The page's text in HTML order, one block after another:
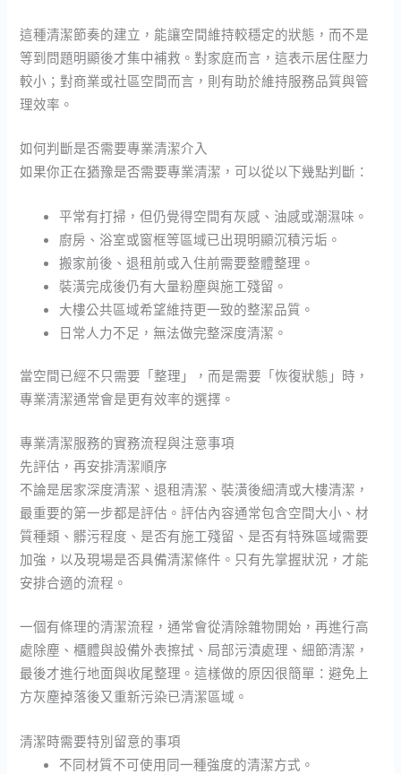
這種清潔節奏的建立，能讓空間維持較穩定的狀態，而不是
等到問題明顯後才集中補救。對家庭而言，這表示居住壓力
較小；對商業或社區空間而言，則有助於維持服務品質與管
理效率。
如何判斷是否需要專業清潔介入
如果你正在猶豫是否需要專業清潔，可以從以下幾點判斷：
平常有打掃，但仍覺得空間有灰感、油感或潮濕味。
廚房、浴室或窗框等區域已出現明顯沉積污垢。
搬家前後、退租前或入住前需要整體整理。
裝潢完成後仍有大量粉塵與施工殘留。
大樓公共區域希望維持更一致的整潔品質。
日常人力不足，無法做完整深度清潔。
當空間已經不只需要「整理」，而是需要「恢復狀態」時，
專業清潔通常會是更有效率的選擇。
專業清潔服務的實務流程與注意事項
先評估，再安排清潔順序
不論是居家深度清潔、退租清潔、裝潢後細清或大樓清潔，
最重要的第一步都是評估。評估內容通常包含空間大小、材
質種類、髒污程度、是否有施工殘留、是否有特殊區域需要
加強，以及現場是否具備清潔條件。只有先掌握狀況，才能
安排合適的流程。
一個有條理的清潔流程，通常會從清除雜物開始，再進行高
處除塵、櫃體與設備外表擦拭、局部污漬處理、細節清潔，
最後才進行地面與收尾整理。這樣做的原因很簡單：避免上
方灰塵掉落後又重新污染已清潔區域。
清潔時需要特別留意的事項
不同材質不可使用同一種強度的清潔方式。